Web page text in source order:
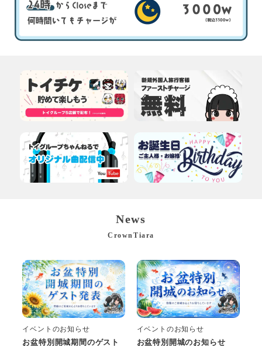
News
CrownTiara
イベントのお知らせ
お盆特別開城期間のゲスト
イベントのお知らせ
お盆特別開城のお知らせ